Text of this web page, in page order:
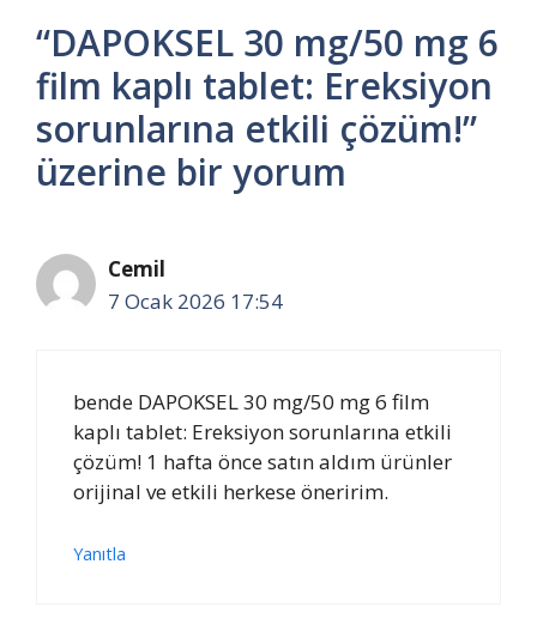
“DAPOKSEL 30 mg/50 mg 6
film kaplı tablet: Ereksiyon
sorunlarına etkili çözüm!”
üzerine bir yorum
Cemil
7 Ocak 2026 17:54
bende DAPOKSEL 30 mg/50 mg 6 film
kaplı tablet: Ereksiyon sorunlarına etkili
çözüm! 1 hafta önce satın aldım ürünler
orijinal ve etkili herkese öneririm.
Yanıtla